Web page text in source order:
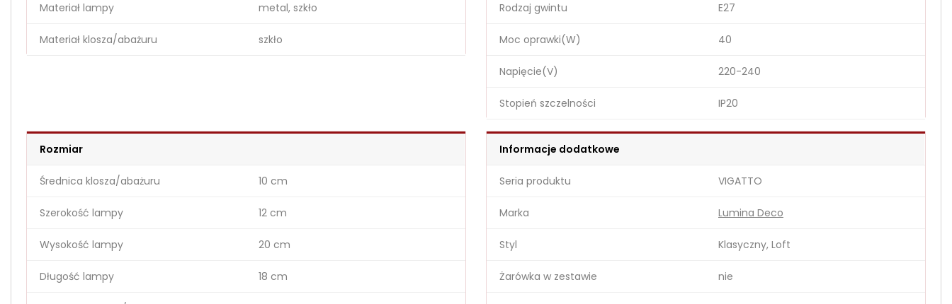
Materiał lampy metal, szkło
Materiał klosza/abażuru szkło
Rodzaj gwintu E27
Moc oprawki(W) 40
Napięcie(V) 220-240
Stopień szczelności IP20
Rozmiar
Średnica klosza/abażuru 10 cm
Szerokość lampy 12 cm
Wysokość lampy 20 cm
Długość lampy 18 cm
Informacje dodatkowe
Seria produktu VIGATTO
Marka Lumina Deco
Styl Klasyczny, Loft
Żarówka w zestawie nie